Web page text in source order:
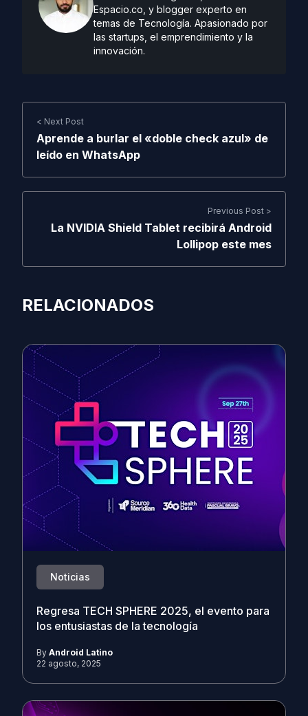
Espacio.co, y blogger experto en
temas de Tecnología. Apasionado por
las startups, el emprendimiento y la
innovación.
< Next Post
Aprende a burlar el «doble check azul» de
leído en WhatsApp
Previous Post >
La NVIDIA Shield Tablet recibirá Android
Lollipop este mes
RELACIONADOS
Noticias
Regresa TECH SPHERE 2025, el evento para
los entusiastas de la tecnología
By Android Latino
22 agosto, 2025